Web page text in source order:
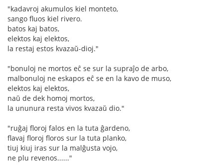
"kadavroj akumulos kiel monteto,
sango fluos kiel rivero.
batos kaj batos,
elektos kaj elektos,
la restaj estos kvazaŭ-dioj."
"bonuloj ne mortos eĉ se sur la supraĵo de arbo,
malbonuloj ne eskapos eĉ se en la kavo de muso,
elektos kaj elektos,
naŭ de dek homoj mortos,
la ununura resta vivos kvazaŭ dio."
"ruĝaj floroj falos en la tuta ĝardeno,
flavaj floroj floros sur la tuta planko,
tiuj kiuj iras sur la malĝusta vojo,
ne plu revenos......"